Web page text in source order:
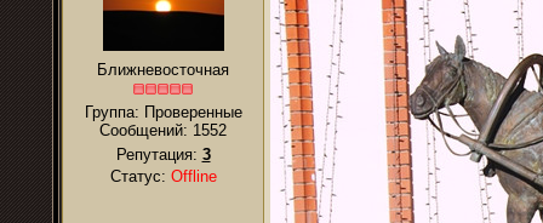
Ближневосточная
Группа: Проверенные
Сообщений: 1552
Репутация: 3
Статус: Offline